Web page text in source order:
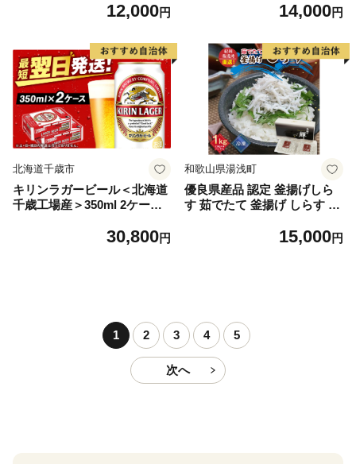
もの フルーツ おやつ 特産 熊
12,000円 14,000円
北海道千歳市
キリンラガービール＜北海道
千歳工場産＞350ml 2ケース
30,800円
和歌山県湯浅町
優良県産品 認定 釜揚げしら
す 茹でたて 釜揚げ しらす 無
国産 海の幸 海鮮 魚介 紀州湯
15,000円
1 2 3 4 5
次へ